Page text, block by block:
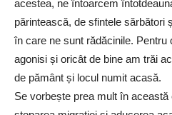
acestea, ne întoarcem
părintească, de sfintele sărbători
în care ne sunt rădăcinile. Pentru
agonisi și oricât de bine am trăi
de pământ și locul numit acasă.
Se vorbește prea mult în